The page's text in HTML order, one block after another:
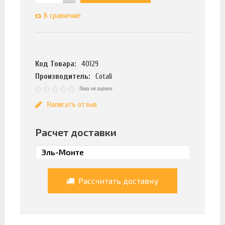
В сравнение
Код Товара:
40129
Производитель:
Cotali
Пока не оценен
Написать отзыв
Расчет доставки
Рассчитать доставку